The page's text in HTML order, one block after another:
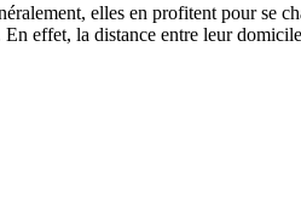
elles en profitent pour se
En effet, la distance entre leur